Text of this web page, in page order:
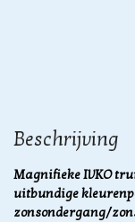
Beschrijving
Magnifieke IVKO
uitbundige
zonsondergang/